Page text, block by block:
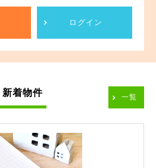
ログイン
新着物件 一覧